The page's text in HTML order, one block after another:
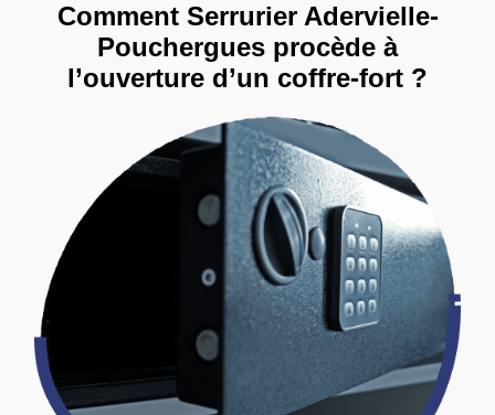
Comment Serrurier Adervielle-
Pouchergues procède à
l’ouverture d’un coffre-fort ?